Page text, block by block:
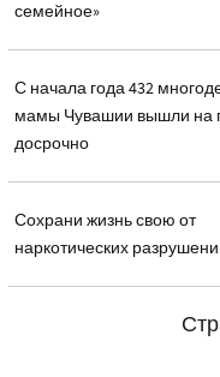
семейное»
С начала года 432
мамы Чувашии вышли на
досрочно
Сохрани жизнь свою от
наркотических